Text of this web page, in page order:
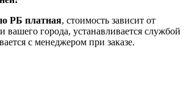
РБ платная, стоимость зависит от
города, устанавливается службой
с менеджером при заказе.